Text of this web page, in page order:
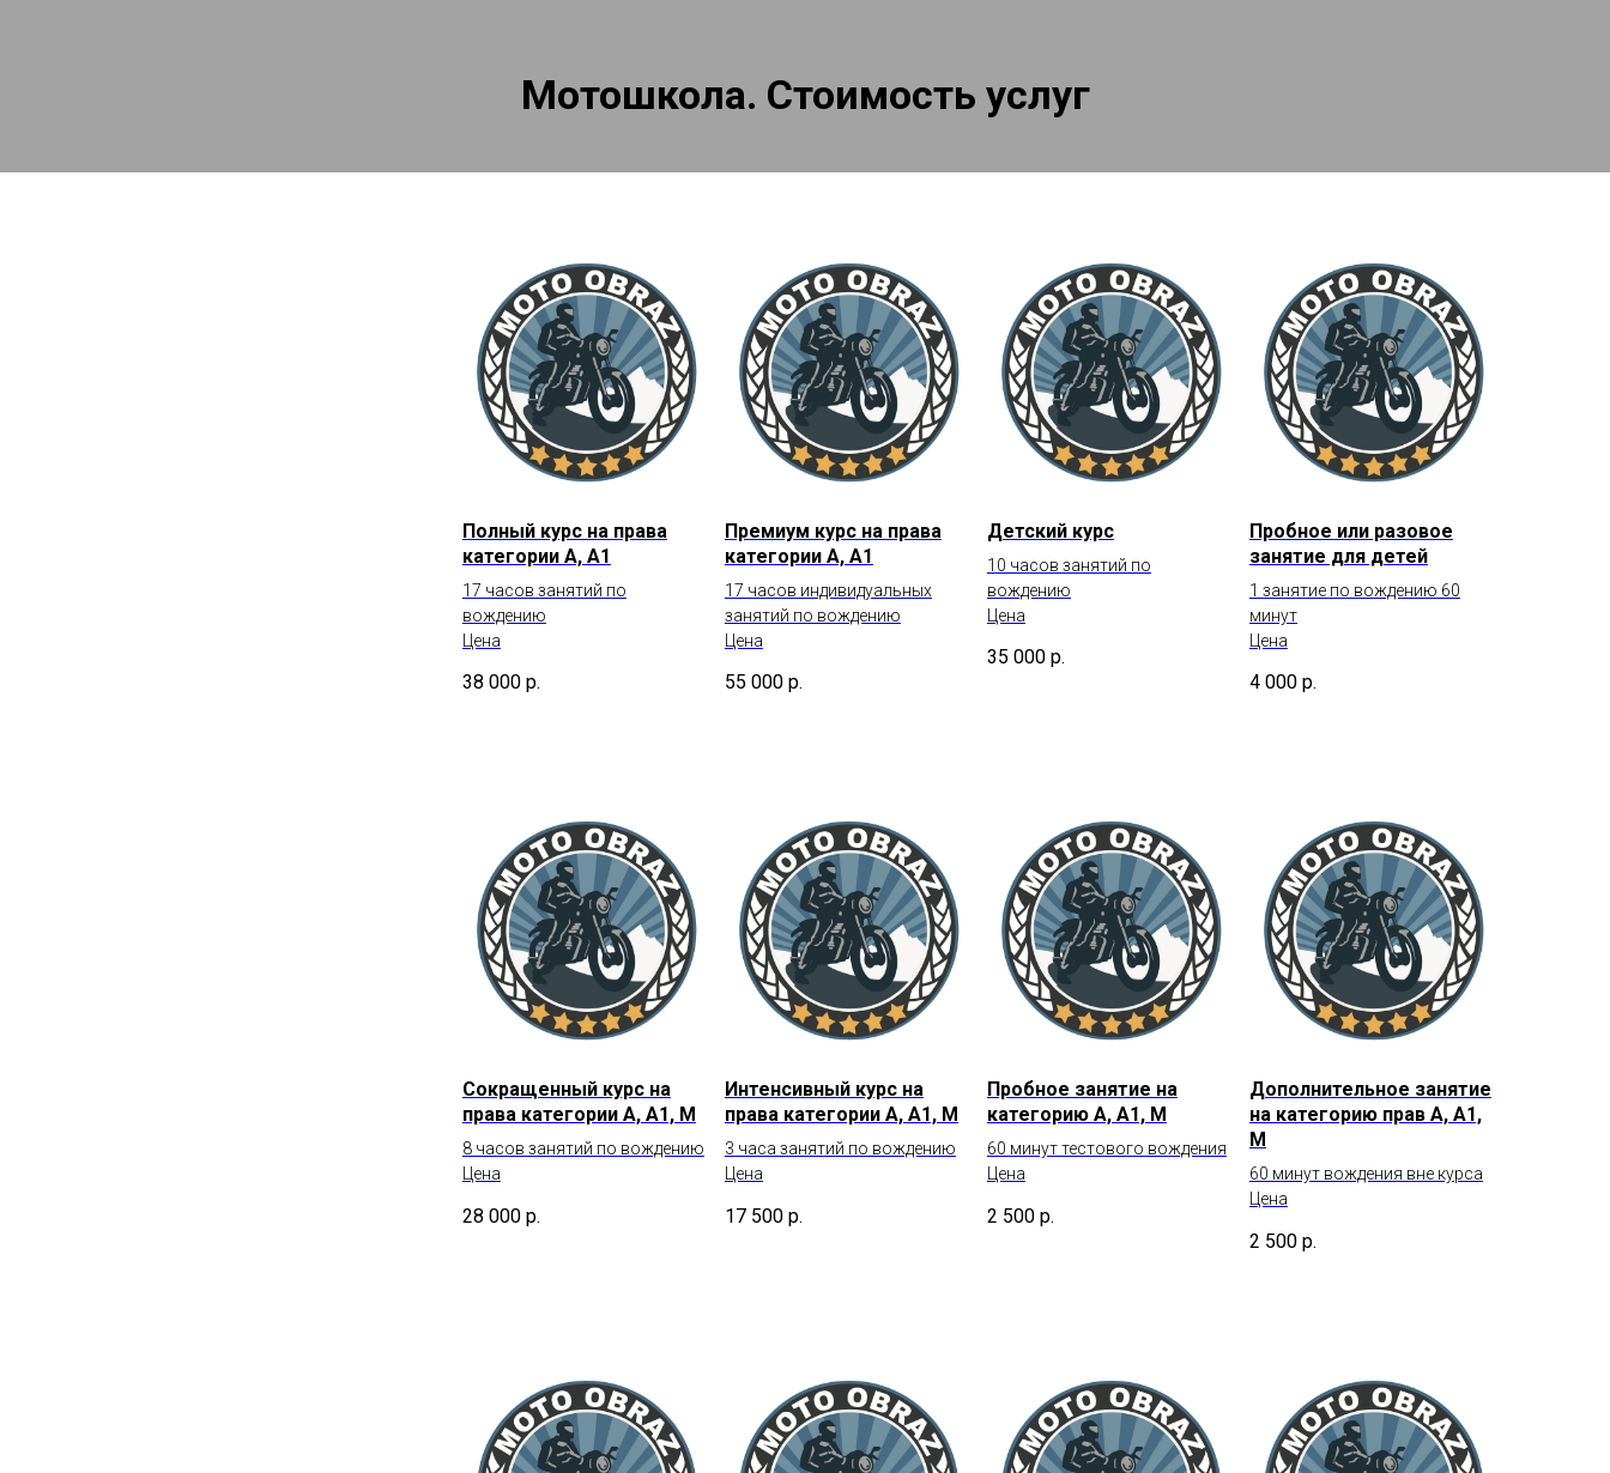
Мотошкола. Стоимость услуг
Полный курс на права
категории А, А1
17 часов занятий по
вождению
Цена
38 000 р.
Премиум курс на права
категории А, А1
17 часов индивидуальных
занятий по вождению
Цена
55 000 р.
Детский курс
10 часов занятий по
вождению
Цена
35 000 р.
Пробное или разовое
занятие для детей
1 занятие по вождению 60
минут
Цена
4 000 р.
Сокращенный курс на
права категории А, А1, М
8 часов занятий по вождению
Цена
28 000 р.
Интенсивный курс на
права категории А, А1, М
3 часа занятий по вождению
Цена
17 500 р.
Пробное занятие на
категорию А, А1, М
60 минут тестового вождения
Цена
2 500 р.
Дополнительное занятие
на категорию прав А, А1,
М
60 минут вождения вне курса
Цена
2 500 р.